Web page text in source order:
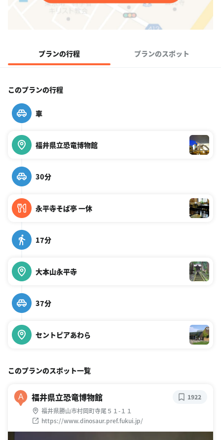
プランの行程 プランのスポット
このプランの行程
車
福井県立恐竜博物館
30分
永平寺そば亭 一休
17分
大本山永平寺
37分
セントピアあわら
このプランのスポット一覧
A 福井県立恐竜博物館
福井県勝山市村岡町寺尾５１-１１
https://www.dinosaur.pref.fukui.jp/
1922